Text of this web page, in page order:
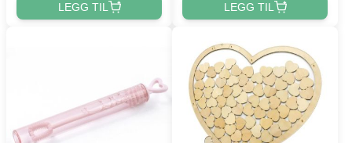
LEGG TIL LEGG TIL